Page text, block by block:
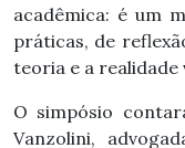
acadêmica: é um
práticas, de
teoria e a realidade
O simpósio
Vanzolini,